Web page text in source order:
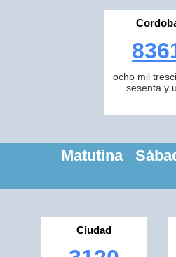
ocho mil
sesenta y
Matutina
Ciudad